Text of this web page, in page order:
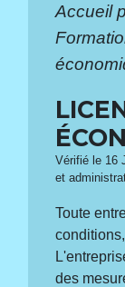
Accueil
Vérifié le 16
et
Toute
des